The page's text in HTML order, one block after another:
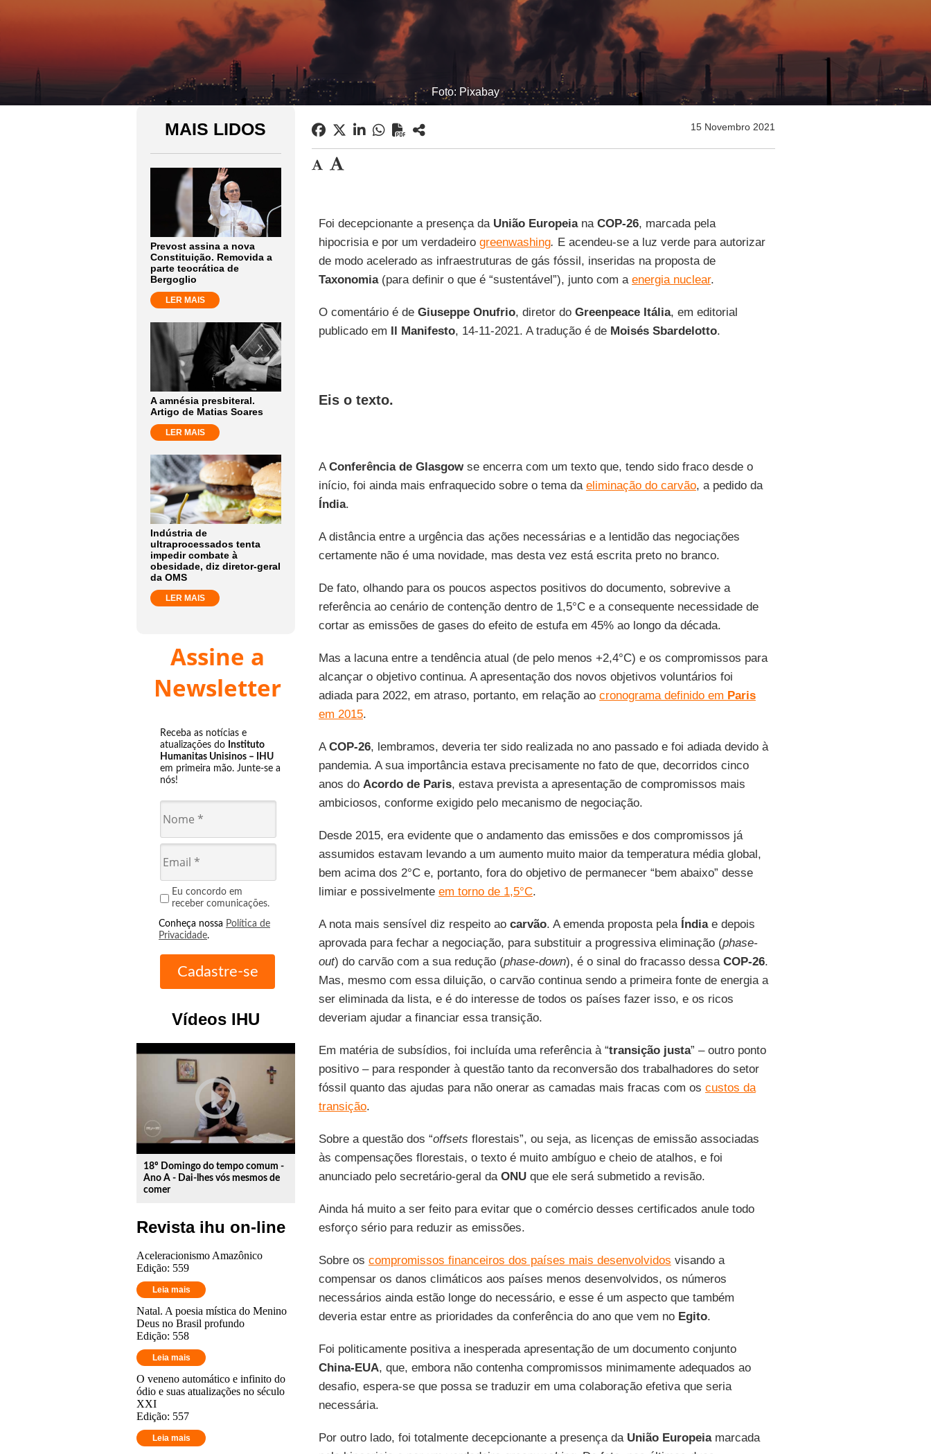
Foto: Pixabay
MAIS LIDOS
Prevost assina a nova
Constituição. Removida a
parte teocrática de
Bergoglio
LER MAIS
A amnésia presbiteral.
Artigo de Matias Soares
LER MAIS
Indústria de
ultraprocessados tenta
impedir combate à
obesidade, diz diretor-geral
da OMS
LER MAIS
Assine a
Newsletter
Receba as notícias e
atualizações do Instituto
Humanitas Unisinos – IHU
em primeira mão. Junte-se a
nós!
Eu concordo em
receber comunicações.
Conheça nossa Política de
Privacidade.
Vídeos IHU
play_circle_outline
18º Domingo do tempo comum -
Ano A - Dai-lhes vós mesmos de
comer
Revista ihu on-line
Aceleracionismo Amazônico
Edição: 559
Leia mais
Natal. A poesia mística do Menino
Deus no Brasil profundo
Edição: 558
Leia mais
O veneno automático e infinito do
ódio e suas atualizações no século
XXI
Edição: 557
Leia mais
15 Novembro 2021
Foi decepcionante a presença da União Europeiana COP-26, marcada pela
hipocrisia e por um verdadeiro greenwashing. E acendeu-se a luz verde para autorizar
de modo acelerado as infraestruturas de gás fóssil, inseridas na proposta de
Taxonomia(para definir o que é “sustentável”), junto com a energia nuclear.
O comentário é de Giuseppe Onufrio, diretor do Greenpeace Itália, em editorial
publicado em Il Manifesto, 14-11-2021. A tradução é de Moisés Sbardelotto.
Eis o texto.
AConferência de Glasgowse encerra com um texto que, tendo sido fraco desde o
início, foi ainda mais enfraquecido sobre o tema da eliminação do carvão, a pedido da
Índia.
A distância entre a urgência das ações necessárias e a lentidão das negociações
certamente não é uma novidade, mas desta vez está escrita preto no branco.
De fato, olhando para os poucos aspectos positivos do documento, sobrevive a
referência ao cenário de contenção dentro de 1,5°C e a consequente necessidade de
cortar as emissões de gases do efeito de estufa em 45% ao longo da década.
Mas a lacuna entre a tendência atual (de pelo menos +2,4°C) e os compromissos para
alcançar o objetivo continua. A apresentação dos novos objetivos voluntários foi
adiada para 2022, em atraso, portanto, em relação ao cronograma definido em Paris
em 2015.
ACOP-26, lembramos, deveria ter sido realizada no ano passado e foi adiada devido à
pandemia. A sua importância estava precisamente no fato de que, decorridos cinco
anos do Acordo de Paris, estava prevista a apresentação de compromissos mais
ambiciosos, conforme exigido pelo mecanismo de negociação.
Desde 2015, era evidente que o andamento das emissões e dos compromissos já
assumidos estavam levando a um aumento muito maior da temperatura média global,
bem acima dos 2°C e, portanto, fora do objetivo de permanecer “bem abaixo” desse
limiar e possivelmente em torno de 1,5°C.
A nota mais sensível diz respeito ao carvão. A emenda proposta pela Índiae depois
aprovada para fechar a negociação, para substituir a progressiva eliminação (phase-
out) do carvão com a sua redução (phase-down), é o sinal do fracasso dessa COP-26.
Mas, mesmo com essa diluição, o carvão continua sendo a primeira fonte de energia a
ser eliminada da lista, e é do interesse de todos os países fazer isso, e os ricos
deveriam ajudar a financiar essa transição.
Em matéria de subsídios, foi incluída uma referência à “transição justa” – outro ponto
positivo – para responder à questão tanto da reconversão dos trabalhadores do setor
fóssil quanto das ajudas para não onerar as camadas mais fracas com os custos da
transição.
Sobre a questão dos “offsets florestais”, ou seja, as licenças de emissão associadas
às compensações florestais, o texto é muito ambíguo e cheio de atalhos, e foi
anunciado pelo secretário-geral da ONUque ele será submetido a revisão.
Ainda há muito a ser feito para evitar que o comércio desses certificados anule todo
esforço sério para reduzir as emissões.
Sobre os compromissos financeiros dos países mais desenvolvidos visando a
compensar os danos climáticos aos países menos desenvolvidos, os números
necessários ainda estão longe do necessário, e esse é um aspecto que também
deveria estar entre as prioridades da conferência do ano que vem no Egito.
Foi politicamente positiva a inesperada apresentação de um documento conjunto
China-EUA, que, embora não contenha compromissos minimamente adequados ao
desafio, espera-se que possa se traduzir em uma colaboração efetiva que seria
necessária.
Por outro lado, foi totalmente decepcionante a presença da União Europeiamarcada